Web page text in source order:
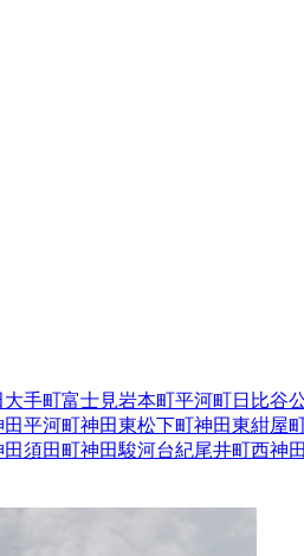
大手町富士見岩本町平河町日比谷
田平河町神田東松下町神田東紺屋
田須田町神田駿河台紀尾井町西神田